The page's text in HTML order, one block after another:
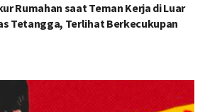
Rumahan saat Teman Kerja di Luar
Tetangga, Terlihat Berkecukupan